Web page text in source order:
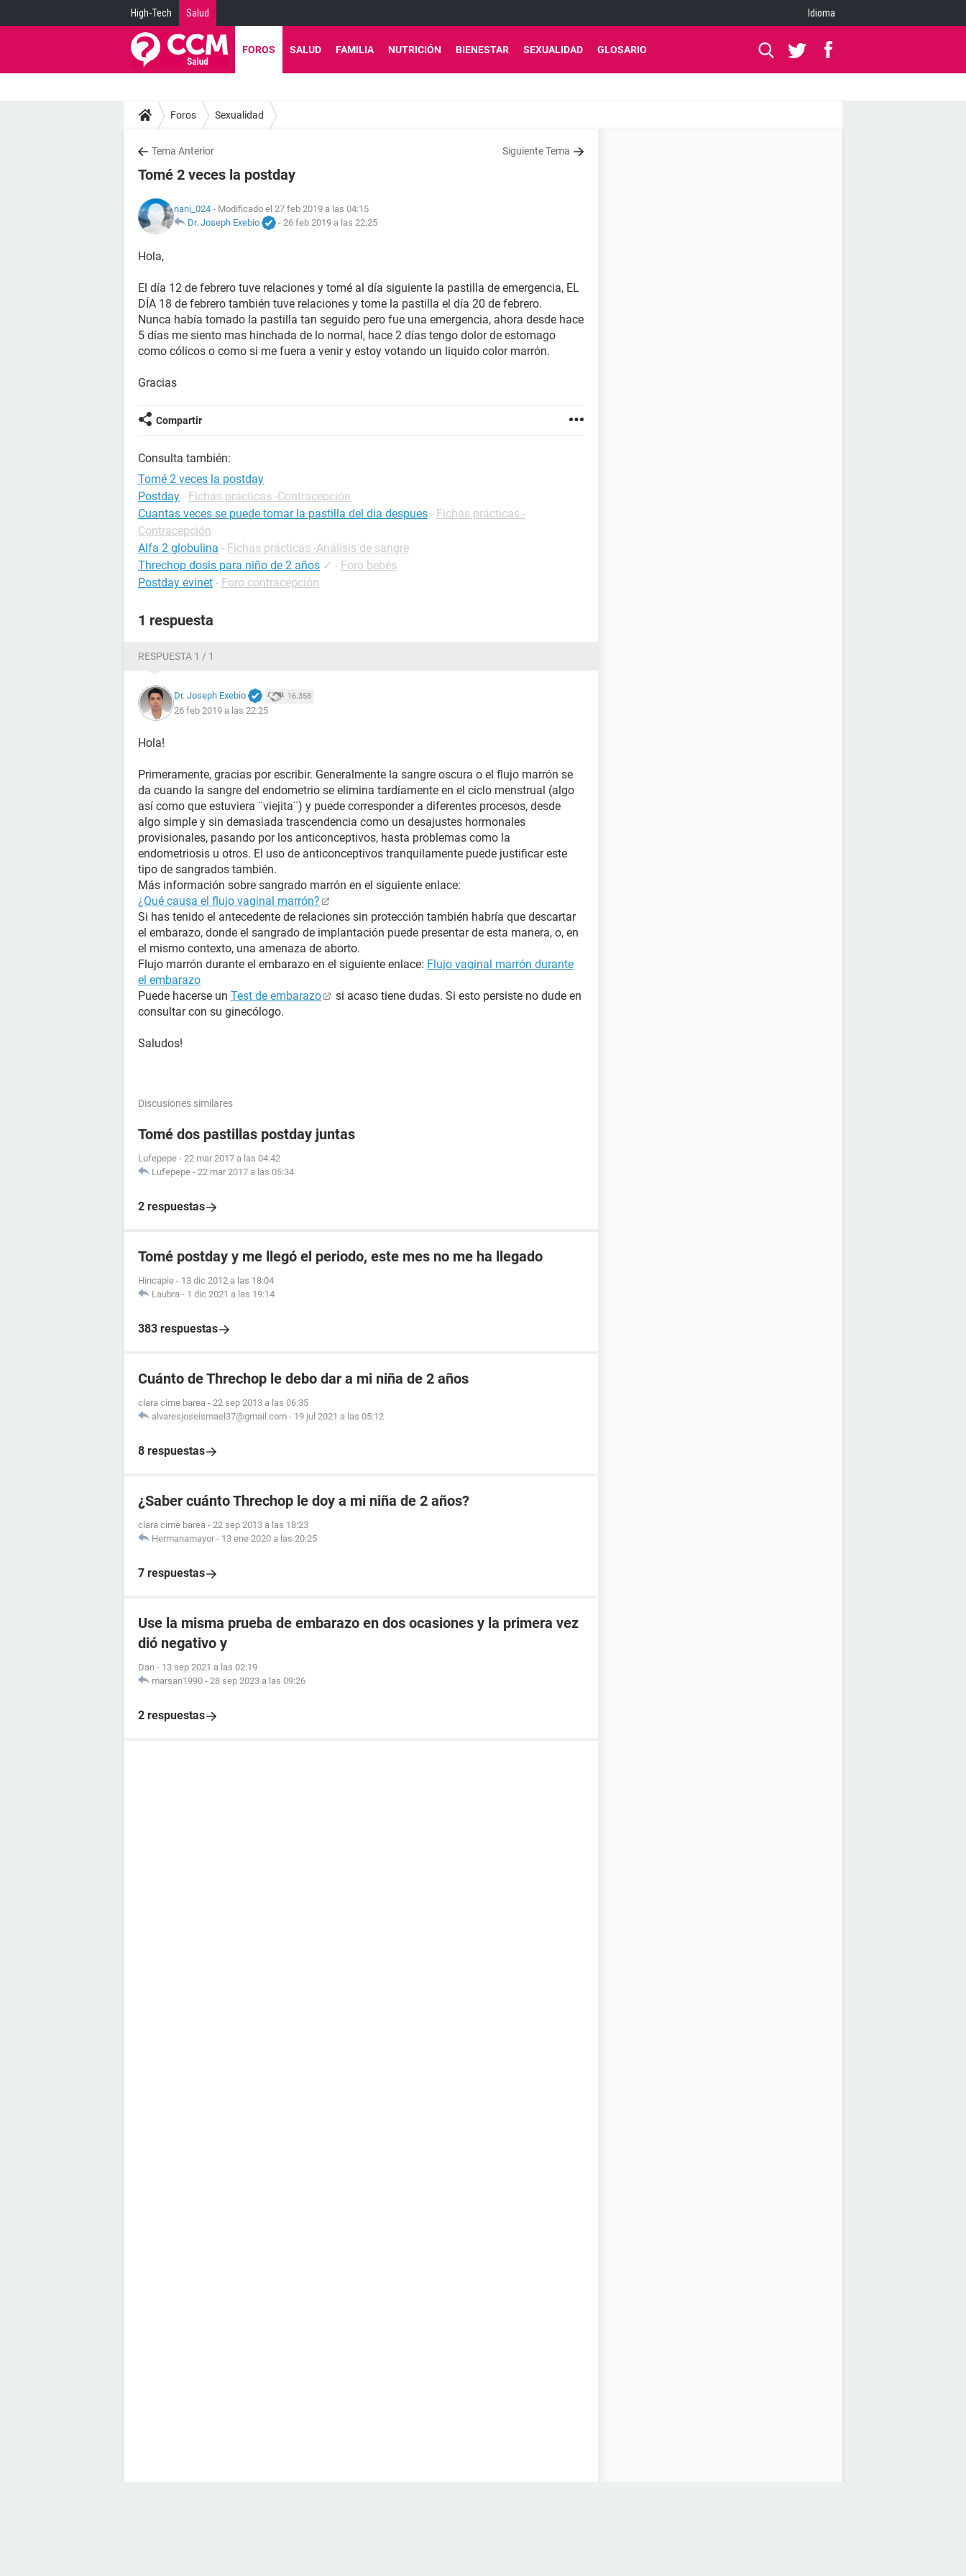
High-Tech Salud Idioma
FOROS SALUD FAMILIA NUTRICIÓN BIENESTAR SEXUALIDAD GLOSARIO
Foros Sexualidad
Tema Anterior Siguiente Tema
Tomé 2 veces la postday
nani_024 - Modificado el 27 feb 2019 a las 04:15
Dr. Joseph Exebio
- 26 feb 2019 a las 22:25
Hola,
El día 12 de febrero tuve relaciones y tomé al día siguiente la pastilla de emergencia, EL
DÍA 18 de febrero también tuve relaciones y tome la pastilla el día 20 de febrero.
Nunca había tomado la pastilla tan seguido pero fue una emergencia, ahora desde hace
5 días me siento mas hinchada de lo normal, hace 2 días tengo dolor de estomago
como cólicos o como si me fuera a venir y estoy votando un liquido color marrón.
Gracias
Compartir
Consulta también:
Tomé 2 veces la postday
Postday - Fichas prácticas -Contracepción
Cuantas veces se puede tomar la pastilla del dia despues - Fichas prácticas -
Contracepción
Alfa 2 globulina - Fichas prácticas -Análisis de sangre
Threchop dosis para niño de 2 años ✓ - Foro bebés
Postday evinet - Foro contracepción
1 respuesta
RESPUESTA 1 / 1
Dr. Joseph Exebio 16.358
26 feb 2019 a las 22:25
Hola!
Primeramente, gracias por escribir. Generalmente la sangre oscura o el flujo marrón se
da cuando la sangre del endometrio se elimina tardíamente en el ciclo menstrual (algo
así como que estuviera ¨viejita¨) y puede corresponder a diferentes procesos, desde
algo simple y sin demasiada trascendencia como un desajustes hormonales
provisionales, pasando por los anticonceptivos, hasta problemas como la
endometriosis u otros. El uso de anticonceptivos tranquilamente puede justificar este
tipo de sangrados también.
Más información sobre sangrado marrón en el siguiente enlace:
¿Qué causa el flujo vaginal marrón?
Si has tenido el antecedente de relaciones sin protección también habría que descartar
el embarazo, donde el sangrado de implantación puede presentar de esta manera, o, en
el mismo contexto, una amenaza de aborto.
Flujo marrón durante el embarazo en el siguiente enlace: Flujo vaginal marrón durante
el embarazo
Puede hacerse un Test de embarazo
si acaso tiene dudas. Si esto persiste no dude en
consultar con su ginecólogo.
Saludos!
Discusiones similares
Tomé dos pastillas postday juntas
Lufepepe - 22 mar 2017 a las 04:42
Lufepepe - 22 mar 2017 a las 05:34
2 respuestas
Tomé postday y me llegó el periodo, este mes no me ha llegado
Hincapie - 13 dic 2012 a las 18:04
Laubra - 1 dic 2021 a las 19:14
383 respuestas
Cuánto de Threchop le debo dar a mi niña de 2 años
clara cime barea - 22 sep 2013 a las 06:35
alvaresjoseismael37@gmail.com - 19 jul 2021 a las 05:12
8 respuestas
¿Saber cuánto Threchop le doy a mi niña de 2 años?
clara cime barea - 22 sep 2013 a las 18:23
Hermanamayor - 13 ene 2020 a las 20:25
7 respuestas
Use la misma prueba de embarazo en dos ocasiones y la primera vez
dió negativo y
Dan - 13 sep 2021 a las 02:19
marsan1990 - 28 sep 2023 a las 09:26
2 respuestas